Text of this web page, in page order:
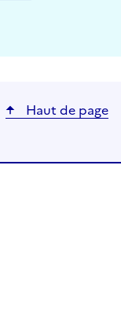
Haut de page